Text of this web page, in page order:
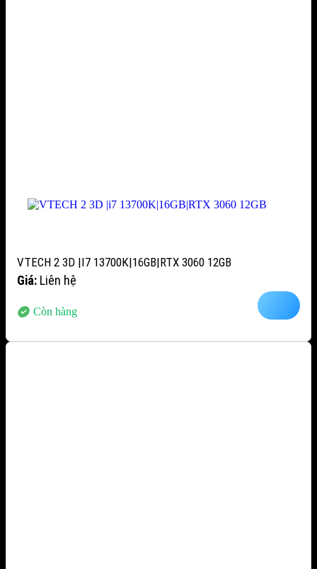
VTECH 2 3D |I7 13700K|16GB|RTX 3060 12GB
Giá: Liên hệ
Còn hàng